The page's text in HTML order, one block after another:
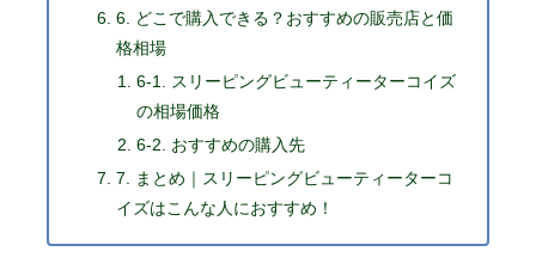
6. どこで購入できる？おすすめの販売店と価
格相場
6-1. スリーピングビューティーターコイズ
の相場価格
6-2. おすすめの購入先
7. まとめ｜スリーピングビューティーターコ
イズはこんな人におすすめ！